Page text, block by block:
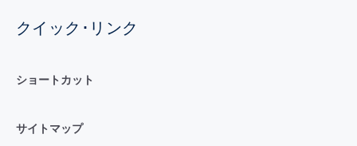
クイック･リンク
ショートカット
サイトマップ